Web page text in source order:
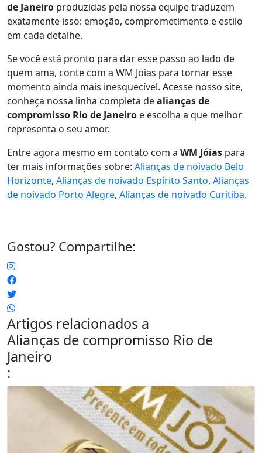
de Janeiro produzidas pela nossa equipe traduzem
exatamente isso: emoção, comprometimento e estilo
em cada detalhe.
Se você está pronto para dar esse passo ao lado de
quem ama, conte com a WM Joias para tornar esse
momento ainda mais inesquecível. Acesse nosso site,
conheça nossa linha completa dealianças de
compromisso Rio de Janeiro e escolha a que melhor
representa o seu amor.
Entre agora mesmo em contato com a WM Jóias para
ter mais informações sobre: Alianças de noivado Belo
Horizonte, Alianças de noivado Espírito Santo, Alianças
de noivado Porto Alegre, Alianças de noivado Curitiba.
Gostou? Compartilhe:
Artigos relacionados a
Alianças de compromisso Rio de
Janeiro
: